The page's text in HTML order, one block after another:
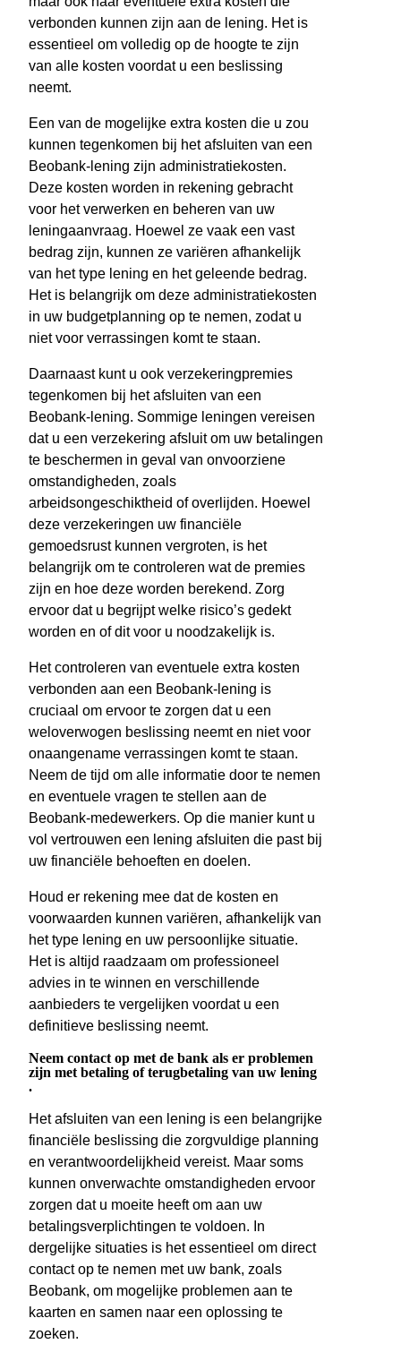
verbonden kunnen zijn aan de lening. Het is
essentieel om volledig op de hoogte te zijn
van alle kosten voordat u een beslissing
neemt.
Een van de mogelijke extra kosten die u zou
kunnen tegenkomen bij het afsluiten van een
Beobank-lening zijn administratiekosten.
Deze kosten worden in rekening gebracht
voor het verwerken en beheren van uw
leningaanvraag. Hoewel ze vaak een vast
bedrag zijn, kunnen ze variëren afhankelijk
van het type lening en het geleende bedrag.
Het is belangrijk om deze administratiekosten
in uw budgetplanning op te nemen, zodat u
niet voor verrassingen komt te staan.
Daarnaast kunt u ook verzekeringpremies
tegenkomen bij het afsluiten van een
Beobank-lening. Sommige leningen vereisen
dat u een verzekering afsluit om uw betalingen
te beschermen in geval van onvoorziene
omstandigheden, zoals
arbeidsongeschiktheid of overlijden. Hoewel
deze verzekeringen uw financiële
gemoedsrust kunnen vergroten, is het
belangrijk om te controleren wat de premies
zijn en hoe deze worden berekend. Zorg
ervoor dat u begrijpt welke risico’s gedekt
worden en of dit voor u noodzakelijk is.
Het controleren van eventuele extra kosten
verbonden aan een Beobank-lening is
cruciaal om ervoor te zorgen dat u een
weloverwogen beslissing neemt en niet voor
onaangename verrassingen komt te staan.
Neem de tijd om alle informatie door te nemen
en eventuele vragen te stellen aan de
Beobank-medewerkers. Op die manier kunt u
vol vertrouwen een lening afsluiten die past bij
uw financiële behoeften en doelen.
Houd er rekening mee dat de kosten en
voorwaarden kunnen variëren, afhankelijk van
het type lening en uw persoonlijke situatie.
Het is altijd raadzaam om professioneel
advies in te winnen en verschillende
aanbieders te vergelijken voordat u een
definitieve beslissing neemt.
Neem contact op met de bank als er problemen
zijn met betaling of terugbetaling van uw lening
.
Het afsluiten van een lening is een belangrijke
financiële beslissing die zorgvuldige planning
en verantwoordelijkheid vereist. Maar soms
kunnen onverwachte omstandigheden ervoor
zorgen dat u moeite heeft om aan uw
betalingsverplichtingen te voldoen. In
dergelijke situaties is het essentieel om direct
contact op te nemen met uw bank, zoals
Beobank, om mogelijke problemen aan te
kaarten en samen naar een oplossing te
zoeken.